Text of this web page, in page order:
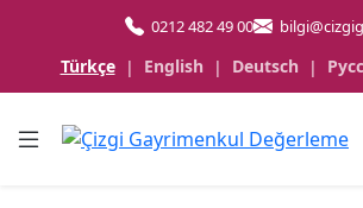
0212 482 49 00
Türkçe | English | Deutsch |